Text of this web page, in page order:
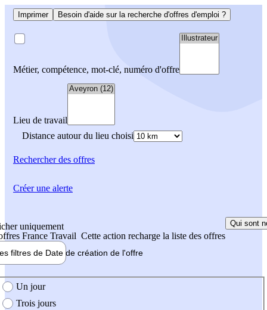
Imprimer Besoin d'aide sur la recherche d'offres d'emploi ?
Métier, compétence, mot-clé, numéro d'offre
Lieu de travail
Distance autour du lieu choisi
Rechercherdes offres
uniquement
France Travail Cette action recharge la liste des offres
Qui sont
filtres de Date de création de l'offre
création de l'offre
Un jour
Trois jours
Créer une alerte